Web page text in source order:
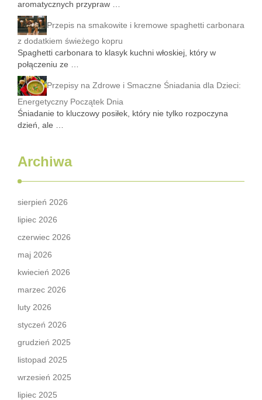
aromatycznych przypraw …
Przepis na smakowite i kremowe spaghetti carbonara
z dodatkiem świeżego kopru
Spaghetti carbonara to klasyk kuchni włoskiej, który w
połączeniu ze …
Przepisy na Zdrowe i Smaczne Śniadania dla Dzieci:
Energetyczny Początek Dnia
Śniadanie to kluczowy posiłek, który nie tylko rozpoczyna
dzień, ale …
Archiwa
sierpień 2026
lipiec 2026
czerwiec 2026
maj 2026
kwiecień 2026
marzec 2026
luty 2026
styczeń 2026
grudzień 2025
listopad 2025
wrzesień 2025
lipiec 2025